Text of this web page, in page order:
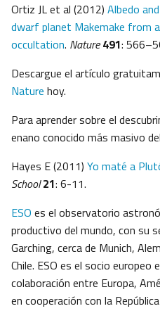
Ortiz JL et al (2012) Albedo
dwarf planet Makemake from
occultation. Nature 491:
Descargue el artículo
Nature hoy.
Para aprender sobre el
enano conocido más masivo
Hayes E (2011) Yo maté a
School21: 6-11.
ESO es el observatorio
productivo del mundo, con su
Garching, cerca de Munich,
Chile. ESO es el socio
colaboración entre Europa,
en cooperación con la